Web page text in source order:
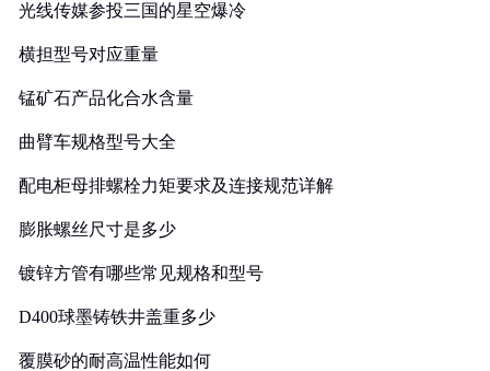
光线传媒参投三国的星空爆冷
横担型号对应重量
锰矿石产品化合水含量
曲臂车规格型号大全
配电柜母排螺栓力矩要求及连接规范详解
膨胀螺丝尺寸是多少
镀锌方管有哪些常见规格和型号
D400球墨铸铁井盖重多少
覆膜砂的耐高温性能如何